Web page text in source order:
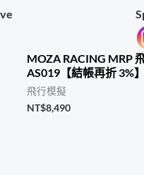
MOZA RACING MRP
AS019【結帳再折 3%
飛行模擬
NT$8,490